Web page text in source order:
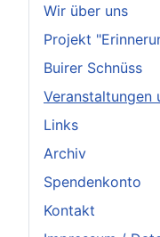
Wir über uns
Projekt
Buirer Schnüss
Veranstaltungen
Links
Archiv
Spendenkonto
Kontakt